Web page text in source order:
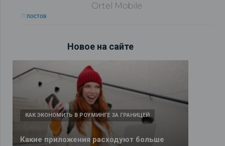
Ortel Mobile
11 постов
Новое на сайте
Какие приложения расходуют больше
КАК ЭКОНОМИТЬ В РОУМИНГЕ ЗА ГРАНИЦЕЙ